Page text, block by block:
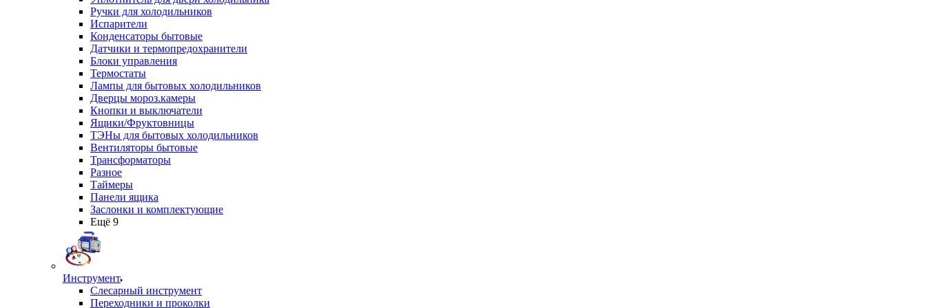
Ручки для холодильников
Испарители
Конденсаторы бытовые
Датчики и термопредохранители
Блоки управления
Термостаты
Лампы для бытовых холодильников
Дверцы мороз.камеры
Кнопки и выключатели
Ящики/Фруктовницы
ТЭНы для бытовых холодильников
Вентиляторы бытовые
Трансформаторы
Разное
Таймеры
Панели ящика
Заслонки и комплектующие
Ещё 9
Инструмент
Слесарный инструмент
Переходники и проколки